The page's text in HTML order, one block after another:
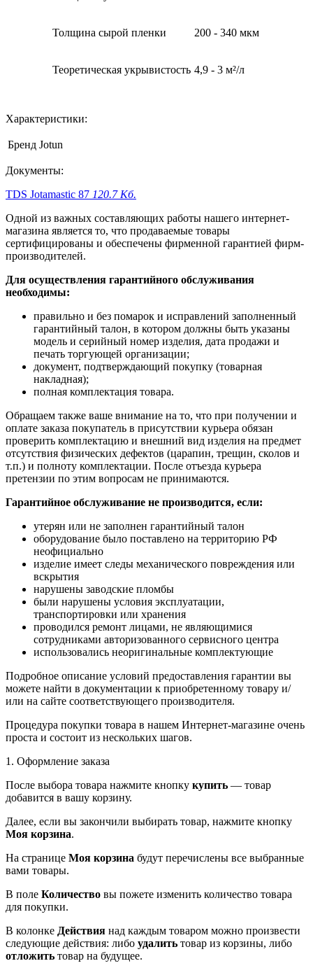
Толщина сырой пленки 200 - 340 мкм
Теоретическая укрывистость 4,9 - 3 м²/л
Характеристики:
Бренд Jotun
Документы:
TDS Jotamastic 87 120.7 Кб.
Одной из важных составляющих работы нашего интернет-
магазина является то, что продаваемые товары
сертифицированы и обеспечены фирменной гарантией фирм-
производителей.
Для осуществления гарантийного обслуживания
необходимы:
правильно и без помарок и исправлений заполненный
гарантийный талон, в котором должны быть указаны
модель и серийный номер изделия, дата продажи и
печать торгующей организации;
документ, подтверждающий покупку (товарная
накладная);
полная комплектация товара.
Обращаем также ваше внимание на то, что при получении и
оплате заказа покупатель в присутствии курьера обязан
проверить комплектацию и внешний вид изделия на предмет
отсутствия физических дефектов (царапин, трещин, сколов и
т.п.) и полноту комплектации. После отъезда курьера
претензии по этим вопросам не принимаются.
Гарантийное обслуживание не производится, если:
утерян или не заполнен гарантийный талон
оборудование было поставлено на территорию РФ
неофициально
изделие имеет следы механического повреждения или
вскрытия
нарушены заводские пломбы
были нарушены условия эксплуатации,
транспортировки или хранения
проводился ремонт лицами, не являющимися
сотрудниками авторизованного сервисного центра
использовались неоригинальные комплектующие
Подробное описание условий предоставления гарантии вы
можете найти в документации к приобретенному товару и/
или на сайте соответствующего производителя.
Процедура покупки товара в нашем Интернет-магазине очень
проста и состоит из нескольких шагов.
1. Оформление заказа
После выбора товара нажмите кнопку купить — товар
добавится в вашу корзину.
Далее, если вы закончили выбирать товар, нажмите кнопку
Моя корзина.
На странице Моя корзина будут перечислены все выбранные
вами товары.
В поле Количество вы пожете изменить количество товара
для покупки.
В колонке Действия над каждым товаром можно произвести
следующие действия: либо удалить товар из корзины, либо
отложить товар на будущее.